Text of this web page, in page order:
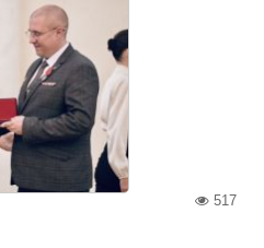
517